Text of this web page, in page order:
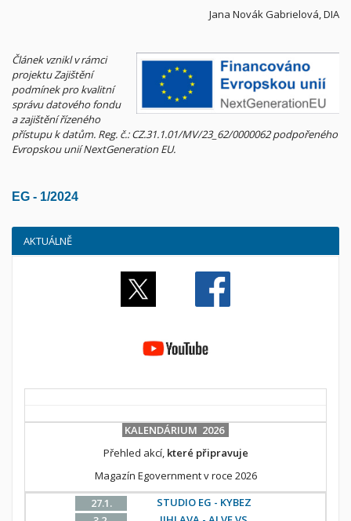
Jana Novák Gabrielová, DIA
Článek vznikl v rámci
projektu Zajištění
podmínek pro kvalitní
správu datového fondu
a zajištění řízeného
přístupu k datům. Reg. č.: CZ.31.1.01/MV/23_62/0000062 podpořeného
Evropskou unií NextGeneration EU.
EG - 1/2024
AKTUÁLNĚ
KALENDÁRIUM 2026
Přehled akcí, které připravuje
Magazín Egovernment v roce 2026
27.1.
STUDIO EG - KYBEZ